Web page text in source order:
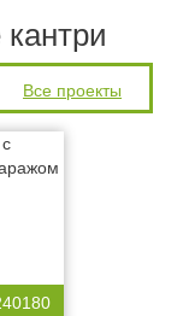
Все проекты